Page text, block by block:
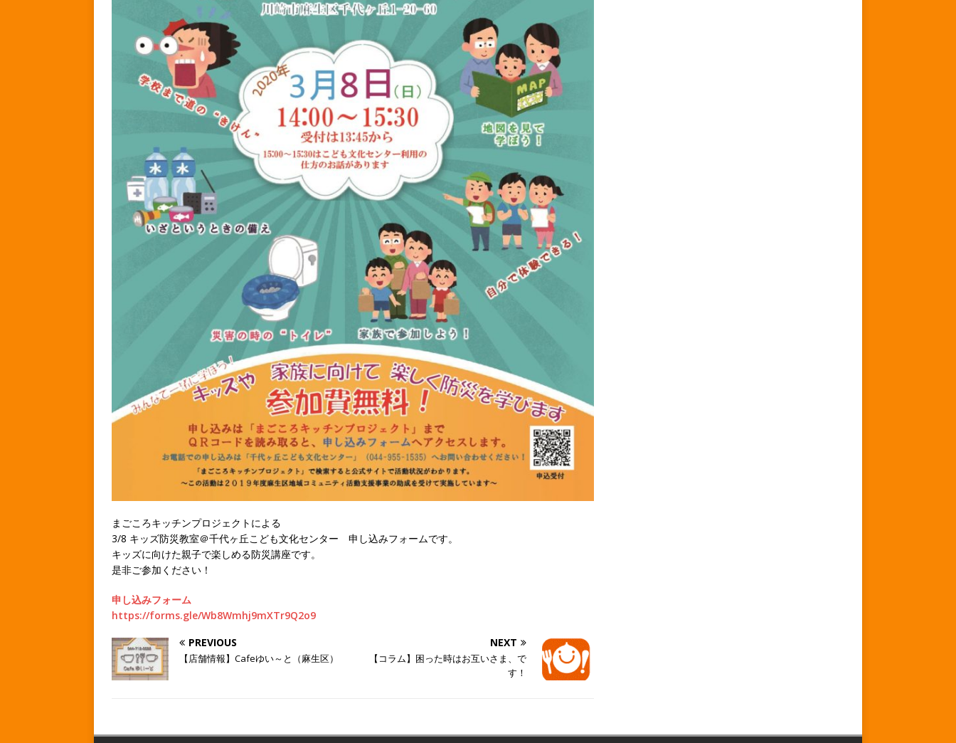
まごころキッチンプロジェクトによる
3/8 キッズ防災教室＠千代ヶ丘こども文化センター 申し込みフォームです。
キッズに向けた親子で楽しめる防災講座です。
是非ご参加ください！
申し込みフォーム
https://forms.gle/Wb8Wmhj9mXTr9Q2o9
PREVIOUS
【店舗情報】Cafeゆい～と（麻生区）
NEXT
【コラム】困った時はお互いさま、で
す！